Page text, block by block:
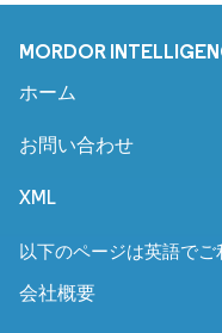
MORDOR
ホーム
お問い合わせ
XML
以下のページは英語で
会社概要